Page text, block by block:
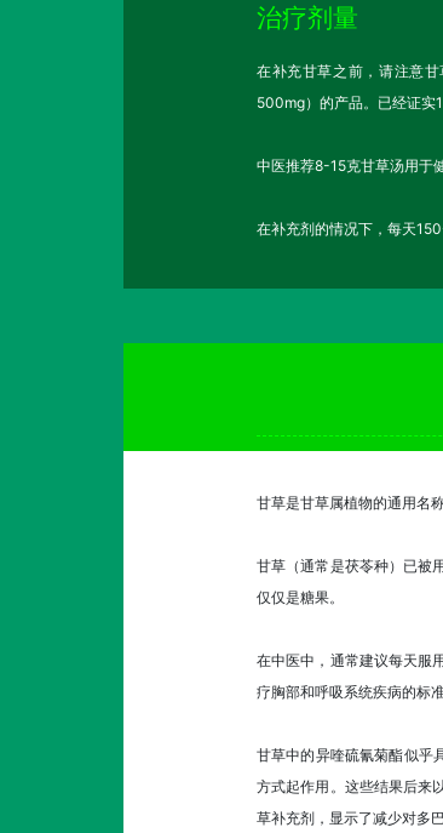
治疗剂量
在补充甘草之前，请注意
500mg）的产品。已经证实
中医推荐8-15克甘草汤用于
在补充剂的情况下，每天
甘草是甘草属植物的通用名
甘草（通常是茯苓种）已被
仅仅是糖果。
在中医中，通常建议每天服
疗胸部和呼吸系统疾病的标
甘草中的异喹硫氰菊酯似乎
方式起作用。这些结果后来
草补充剂，显示了减少对多